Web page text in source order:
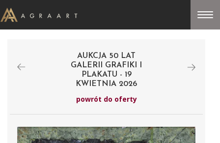
AUKCJA 50 LAT
GALERII GRAFIKI I
PLAKATU - 19
KWIETNIA 2026
powrót do oferty